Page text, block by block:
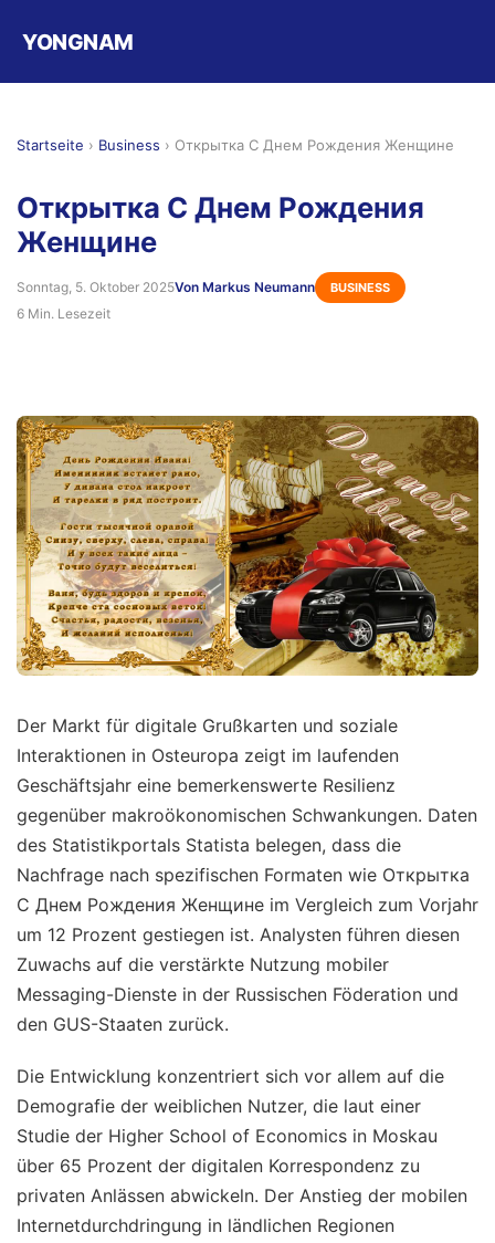
YONGNAM
Startseite › Business › Открытка С Днем Рождения Женщине
Открытка С Днем Рождения
Женщине
Sonntag, 5. Oktober 2025Von Markus Neumann BUSINESS
6 Min. Lesezeit
Der Markt für digitale Grußkarten und soziale
Interaktionen in Osteuropa zeigt im laufenden
Geschäftsjahr eine bemerkenswerte Resilienz
gegenüber makroökonomischen Schwankungen. Daten
des Statistikportals Statista belegen, dass die
Nachfrage nach spezifischen Formaten wie Открытка
С Днем Рождения Женщине im Vergleich zum Vorjahr
um 12 Prozent gestiegen ist. Analysten führen diesen
Zuwachs auf die verstärkte Nutzung mobiler
Messaging-Dienste in der Russischen Föderation und
den GUS-Staaten zurück.
Die Entwicklung konzentriert sich vor allem auf die
Demografie der weiblichen Nutzer, die laut einer
Studie der Higher School of Economics in Moskau
über 65 Prozent der digitalen Korrespondenz zu
privaten Anlässen abwickeln. Der Anstieg der mobilen
Internetdurchdringung in ländlichen Regionen